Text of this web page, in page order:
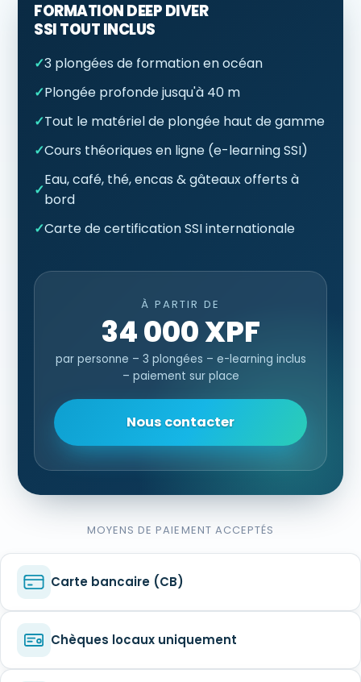
FORMATION DEEP DIVER
SSI TOUT INCLUS
✓3 plongées de formation en océan
✓Plongée profonde jusqu'à 40 m
✓Tout le matériel de plongée haut de gamme
✓Cours théoriques en ligne (e-learning SSI)
✓
Eau, café, thé, encas & gâteaux offerts à
bord
✓Carte de certification SSI internationale
À PARTIR DE
34 000 XPF
par personne – 3 plongées – e-learning inclus
– paiement sur place
Nous contacter
MOYENS DE PAIEMENT ACCEPTÉS
Carte bancaire (CB)
Chèques locaux uniquement